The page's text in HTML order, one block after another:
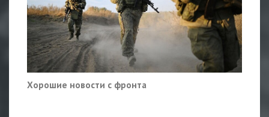
Хорошие новости с фронта